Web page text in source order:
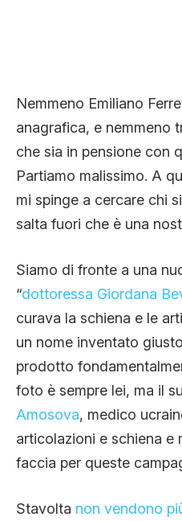
Nemmeno Emiliano
anagrafica, e nemmeno
che sia in pensione con
Partiamo malissimo. A
mi spinge a cercare chi
salta fuori che è una
Siamo di fronte a una
“dottoressa Giordana
curava la schiena e le
un nome inventato
prodotto
foto è sempre lei, ma il
Amosova, medico
articolazioni e schiena e
faccia per queste
Stavolta non vendono